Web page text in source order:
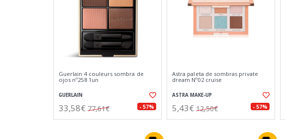
Guerlain 4 couleurs sombra de
ojos nº258 1un
GUERLAIN
33,58€ 77,61€ - 57%
Astra paleta de sombras private
dream Nº02 cruise
ASTRA MAKE-UP
5,43€ 12,50€ - 57%